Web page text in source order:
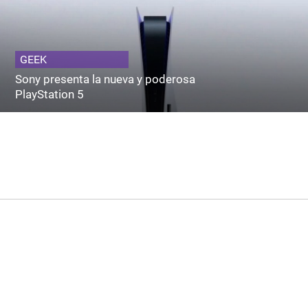
GEEK
Sony presenta la nueva y poderosa
PlayStation 5